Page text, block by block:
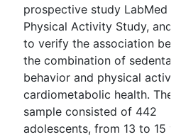
prospective study LabMed
Physical Activity Study, and
to verify the association
the combination of
behavior and physical
cardiometabolic health. The
sample consisted of 442
adolescents, from 13 to 15